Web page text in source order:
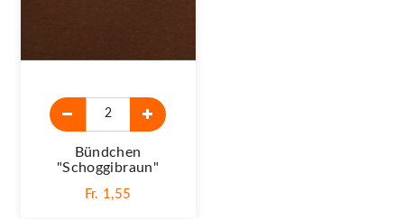
Bündchen
"schoggibraun"
Fr. 1,55